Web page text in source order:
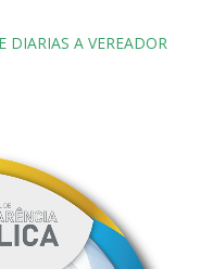
DIARIAS A VEREADOR